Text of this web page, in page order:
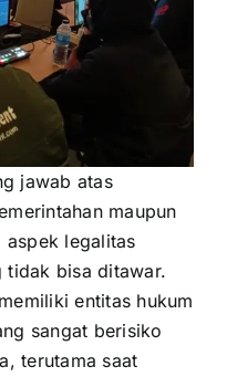
jawab atas
maupun
legalitas
tidak bisa ditawar.
entitas hukum
sangat berisiko
terutama saat